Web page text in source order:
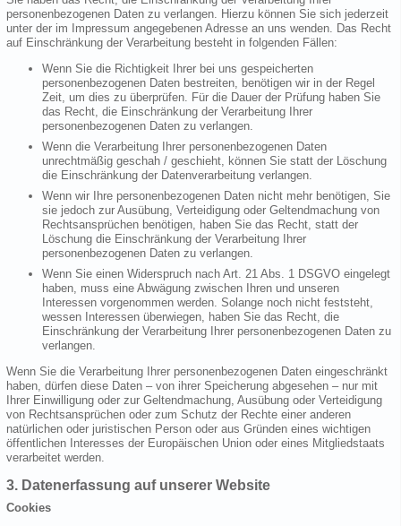
personenbezogenen Daten zu verlangen. Hierzu können Sie sich jederzeit
unter der im Impressum angegebenen Adresse an uns wenden. Das Recht
auf Einschränkung der Verarbeitung besteht in folgenden Fällen:
Wenn Sie die Richtigkeit Ihrer bei uns gespeicherten
personenbezogenen Daten bestreiten, benötigen wir in der Regel
Zeit, um dies zu überprüfen. Für die Dauer der Prüfung haben Sie
das Recht, die Einschränkung der Verarbeitung Ihrer
personenbezogenen Daten zu verlangen.
Wenn die Verarbeitung Ihrer personenbezogenen Daten
unrechtmäßig geschah / geschieht, können Sie statt der Löschung
die Einschränkung der Datenverarbeitung verlangen.
Wenn wir Ihre personenbezogenen Daten nicht mehr benötigen, Sie
sie jedoch zur Ausübung, Verteidigung oder Geltendmachung von
Rechtsansprüchen benötigen, haben Sie das Recht, statt der
Löschung die Einschränkung der Verarbeitung Ihrer
personenbezogenen Daten zu verlangen.
Wenn Sie einen Widerspruch nach Art. 21 Abs. 1 DSGVO eingelegt
haben, muss eine Abwägung zwischen Ihren und unseren
Interessen vorgenommen werden. Solange noch nicht feststeht,
wessen Interessen überwiegen, haben Sie das Recht, die
Einschränkung der Verarbeitung Ihrer personenbezogenen Daten zu
verlangen.
Wenn Sie die Verarbeitung Ihrer personenbezogenen Daten eingeschränkt
haben, dürfen diese Daten – von ihrer Speicherung abgesehen – nur mit
Ihrer Einwilligung oder zur Geltendmachung, Ausübung oder Verteidigung
von Rechtsansprüchen oder zum Schutz der Rechte einer anderen
natürlichen oder juristischen Person oder aus Gründen eines wichtigen
öffentlichen Interesses der Europäischen Union oder eines Mitgliedstaats
verarbeitet werden.
3. Datenerfassung auf unserer Website
Cookies